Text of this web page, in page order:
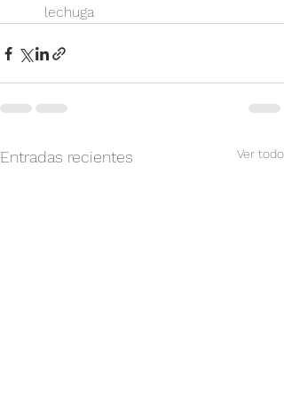
lechuga
Entradas recientes Ver todo